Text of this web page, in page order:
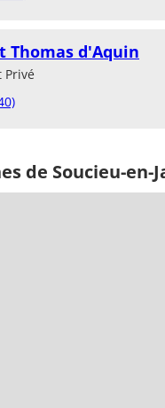
Thomas d'Aquin
Privé
de Soucieu-en-